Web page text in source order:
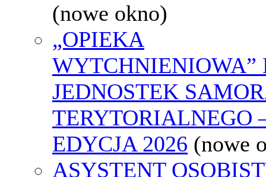
(nowe okno)
„OPIEKA
WYTCHNIENIOWA”
JEDNOSTEK
TERYTORIALNEGO
EDYCJA 2026 (nowe
ASYSTENT